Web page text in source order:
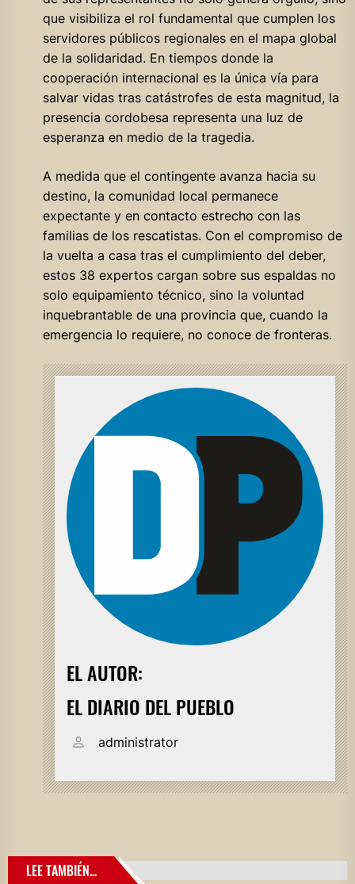
que visibiliza el rol fundamental que cumplen los
servidores públicos regionales en el mapa global
de la solidaridad. En tiempos donde la
cooperación internacional es la única vía para
salvar vidas tras catástrofes de esta magnitud, la
presencia cordobesa representa una luz de
esperanza en medio de la tragedia.
A medida que el contingente avanza hacia su
destino, la comunidad local permanece
expectante y en contacto estrecho con las
familias de los rescatistas. Con el compromiso de
la vuelta a casa tras el cumplimiento del deber,
estos 38 expertos cargan sobre sus espaldas no
solo equipamiento técnico, sino la voluntad
inquebrantable de una provincia que, cuando la
emergencia lo requiere, no conoce de fronteras.
EL AUTOR:
EL DIARIO DEL PUEBLO
administrator
LEE TAMBIÉN...